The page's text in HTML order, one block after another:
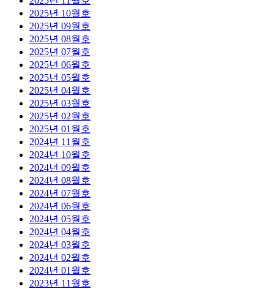
2025년 10월호
2025년 09월호
2025년 08월호
2025년 07월호
2025년 06월호
2025년 05월호
2025년 04월호
2025년 03월호
2025년 02월호
2025년 01월호
2024년 11월호
2024년 10월호
2024년 09월호
2024년 08월호
2024년 07월호
2024년 06월호
2024년 05월호
2024년 04월호
2024년 03월호
2024년 02월호
2024년 01월호
2023년 11월호